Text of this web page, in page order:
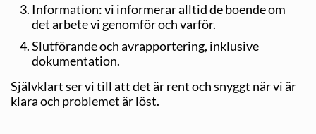
Information: vi informerar alltid de boende om
det arbete vi genomför och varför.
Slutförande och avrapportering, inklusive
dokumentation.
Självklart ser vi till att det är rent och snyggt när vi är
klara och problemet är löst.